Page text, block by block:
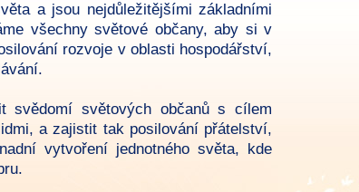
a jsou nejdůležitějšími základními
všechny světové občany, aby si v
rozvoje v oblasti hospodářství,
svědomí světových občanů s cílem
a zajistit tak posilování přátelství,
vytvoření jednotného světa, kde